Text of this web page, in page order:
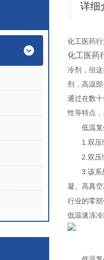
详细
化工医药
化工医药
冷剂，但
剂，高温
通过在数
性等特点
低温
1. 双压
2. 双压
3. 该系
凝、高真
行业的零
低温速冻